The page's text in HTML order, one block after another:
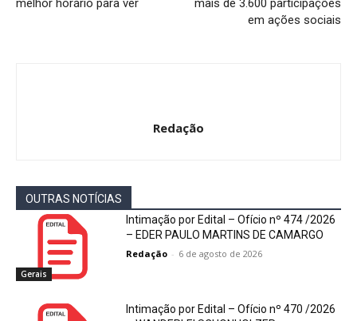
melhor horário para ver
mais de 3.600 participações
em ações sociais
Redação
OUTRAS NOTÍCIAS
Gerais
Intimação por Edital – Ofício nº 474 /2026
– EDER PAULO MARTINS DE CAMARGO
Redação - 6 de agosto de 2026
Intimação por Edital – Ofício nº 470 /2026